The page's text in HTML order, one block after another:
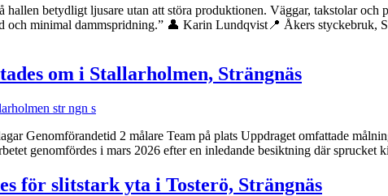
betydligt ljusare utan att störa produktionen. Väggar, takstolar
och minimal dammspridning.” 👤 Karin Lundqvist📍 Åkers styckebruk,
om i Stallarholmen, Strängnäs
Genomförandetid 2 målare Team på plats Uppdraget omfattade
genomfördes i mars 2026 efter en inledande besiktning där
för slitstark yta i Tosterö, Strängnäs